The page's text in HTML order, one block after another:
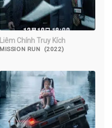
Liêm Chính Truy Kích
MISSION RUN (2022)